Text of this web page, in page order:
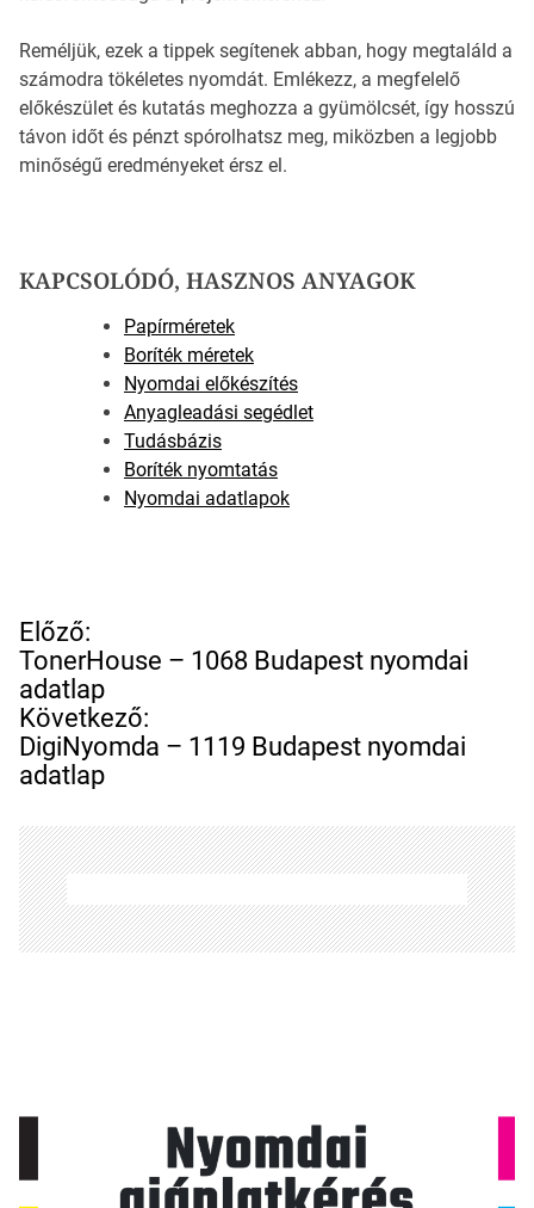
Reméljük, ezek a tippek segítenek abban, hogy megtaláld a
számodra tökéletes nyomdát. Emlékezz, a megfelelő
előkészület és kutatás meghozza a gyümölcsét, így hosszú
távon időt és pénzt spórolhatsz meg, miközben a legjobb
minőségű eredményeket érsz el.
KAPCSOLÓDÓ, HASZNOS ANYAGOK
Papírméretek
Boríték méretek
Nyomdai előkészítés
Anyagleadási segédlet
Tudásbázis
Boríték nyomtatás
Nyomdai adatlapok
B
e
j
e
g
y
z
é
s
n
a
v
ó
Előző:
TonerHouse – 1068 Budapest nyomdai
adatlap
Következő:
DigiNyomda – 1119 Budapest nyomdai
adatlap